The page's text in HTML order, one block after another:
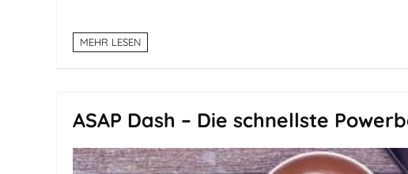
MEHR LESEN
ASAP Dash – Die schnellste